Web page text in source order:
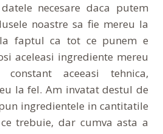
necesare daca putem
noastre sa fie mereu la
faptul ca tot ce punem e
aceleasi ingrediente mereu
aceeasi tehnica,
la fel. Am invatat destul de
ingredientele in cantitatile
trebuie, dar cumva asta a